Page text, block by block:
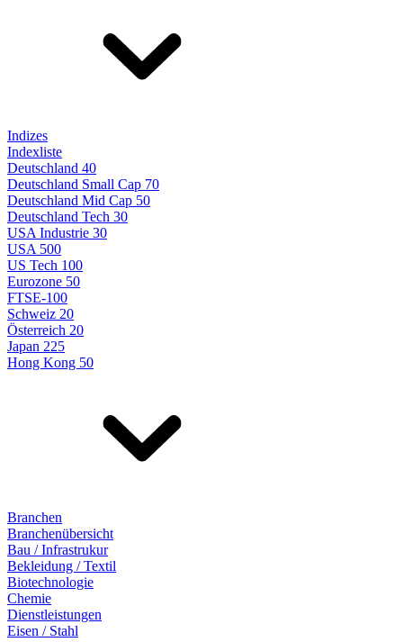
Indizes
Indexliste
Deutschland 40
Deutschland Small Cap 70
Deutschland Mid Cap 50
Deutschland Tech 30
USA Industrie 30
USA 500
US Tech 100
Eurozone 50
FTSE-100
Schweiz 20
Österreich 20
Japan 225
Hong Kong 50
Branchen
Branchenübersicht
Bau / Infrastrukur
Bekleidung / Textil
Biotechnologie
Chemie
Dienstleistungen
Eisen / Stahl